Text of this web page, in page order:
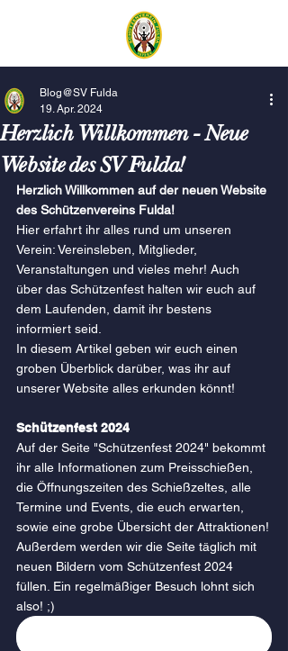
Herzlich Willkommen - Neue
Website des SV Fulda!
Blog@SV Fulda
19. Apr. 2024
Herzlich Willkommen auf der neuen Website
des Schützenvereins Fulda!
Hier erfahrt ihr alles rund um unseren
Verein: Vereinsleben, Mitglieder,
Veranstaltungen und vieles mehr! Auch
über das Schützenfest halten wir euch auf
dem Laufenden, damit ihr bestens
informiert seid.
In diesem Artikel geben wir euch einen
groben Überblick darüber, was ihr auf
unserer Website alles erkunden könnt!
Schützenfest 2024
Auf der Seite "Schützenfest 2024" bekommt
ihr alle Informationen zum Preisschießen,
die Öffnungszeiten des Schießzeltes, alle
Termine und Events, die euch erwarten,
sowie eine grobe Übersicht der Attraktionen!
Außerdem werden wir die Seite täglich mit
neuen Bildern vom Schützenfest 2024
füllen. Ein regelmäßiger Besuch lohnt sich
also! ;)